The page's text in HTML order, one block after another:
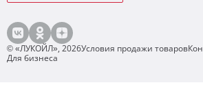
© «ЛУКОЙЛ», 2026Условия продажи товаров
Для бизнеса